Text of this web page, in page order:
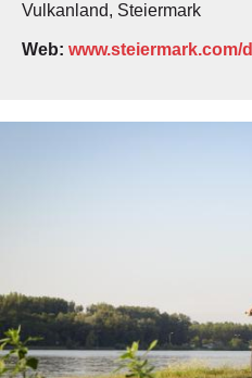
Vulkanland, Steiermark
Web: www.steiermark.com/